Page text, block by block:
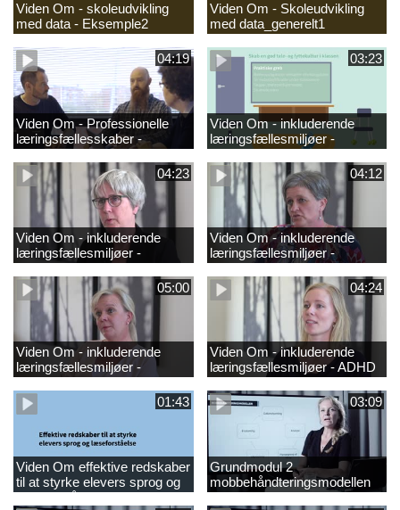
Viden Om - skoleudvikling
med data - Eksemple2
Viden Om - Skoleudvikling
med data_generelt1
04:19
Viden Om - Professionelle
læringsfællesskaber -
GRUND
03:23
Viden Om - inkluderende
læringsfællesmiljøer -
hørenedsættelse_2
04:23
Viden Om - inkluderende
læringsfællesmiljøer -
synsnedsættelse
04:12
Viden Om - inkluderende
læringsfællesmiljøer -
ordblindhed
05:00
Viden Om - inkluderende
læringsfællesmiljøer -
autisme
04:24
Viden Om - inkluderende
læringsfællesmiljøer - ADHD
01:43
Viden Om effektive redskaber
til at styrke elevers sprog og
læseforståels
03:09
Grundmodul 2
mobbehåndteringsmodellen